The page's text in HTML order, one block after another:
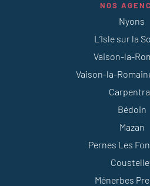
NOS
Nyons
L’Isle sur la
Vaison-la-
Vaison-la-
Bédoin
Mazan
Pernes Les
Ménerbes